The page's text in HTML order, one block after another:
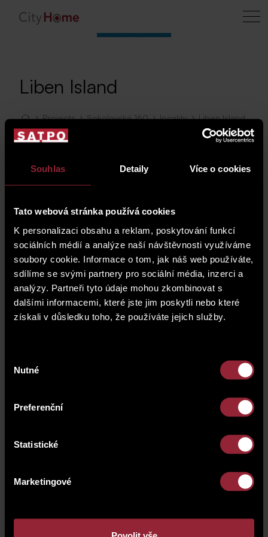
Souhlas Detaily Více o cookies
Tato webová stránka používá cookies
K personalizaci obsahu a reklam, poskytování funkcí
sociálních médií a analýze naší návštěvnosti využíváme
soubory cookie. Informace o tom, jak náš web používáte,
sdílíme se svými partnery pro sociální média, inzerci a
analýzy. Partneři tyto údaje mohou zkombinovat s
dalšími informacemi, které jste jim poskytli nebo které
získali v důsledku toho, že používáte jejich služby.
souhlasu
Nutné
Preferenční
Statistické
Marketingové
Povolit vše
Liben Island
Projects Sokolovská 160 locality Liben Island